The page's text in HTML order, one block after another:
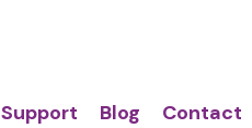
Support Blog Contact